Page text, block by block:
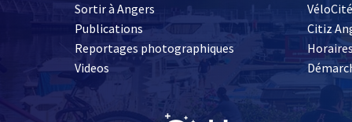
Sortir à Angers
Publications
Reportages photographiques
Videos, Ouvre une nouvelle fenêtre
VéloCité
Citiz